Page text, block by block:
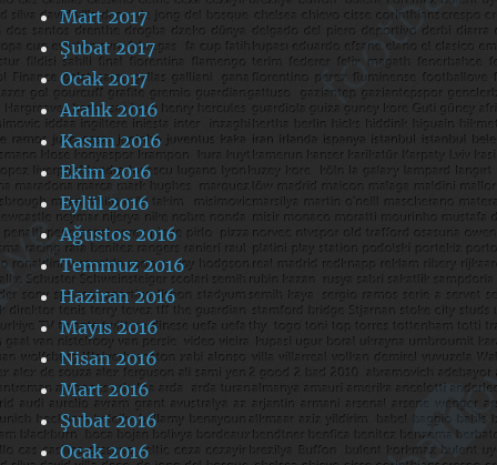
Mart 2017
Şubat 2017
Ocak 2017
Aralık 2016
Kasım 2016
Ekim 2016
Eylül 2016
Ağustos 2016
Temmuz 2016
Haziran 2016
Mayıs 2016
Nisan 2016
Mart 2016
Şubat 2016
Ocak 2016